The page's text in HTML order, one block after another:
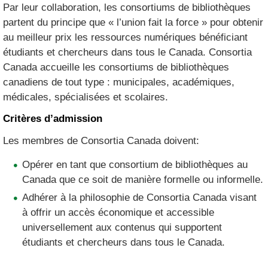
Par leur collaboration, les consortiums de bibliothèques
partent du principe que « l’union fait la force » pour obtenir
au meilleur prix les ressources numériques bénéficiant
étudiants et chercheurs dans tous le Canada. Consortia
Canada accueille les consortiums de bibliothèques
canadiens de tout type : municipales, académiques,
médicales, spécialisées et scolaires.
Critères d’admission
Les membres de Consortia Canada doivent:
Opérer en tant que consortium de bibliothèques au
Canada que ce soit de manière formelle ou informelle.
Adhérer à la philosophie de Consortia Canada visant
à offrir un accès économique et accessible
universellement aux contenus qui supportent
étudiants et chercheurs dans tous le Canada.